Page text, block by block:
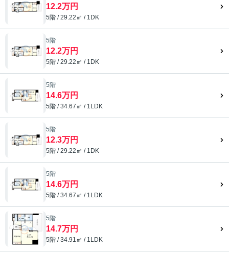
12.2万円
5階 / 29.22㎡ / 1DK
5階
12.2万円
5階 / 29.22㎡ / 1DK
5階
14.6万円
5階 / 34.67㎡ / 1LDK
5階
12.3万円
5階 / 29.22㎡ / 1DK
5階
14.6万円
5階 / 34.67㎡ / 1LDK
5階
14.7万円
5階 / 34.91㎡ / 1LDK